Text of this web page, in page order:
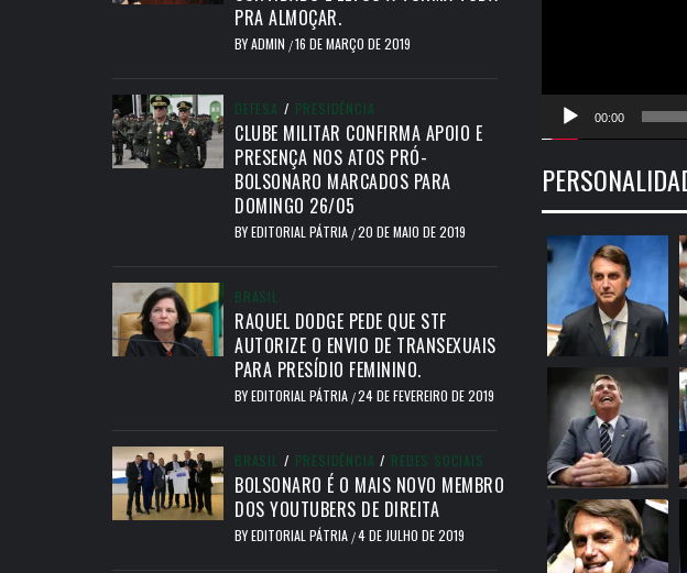
PRA ALMOÇAR.
BYADMIN /16 DE MARÇO DE 2019
DEFESA / PRESIDÊNCIA
CLUBE MILITAR CONFIRMA APOIO E
PRESENÇA NOS ATOS PRÓ-
BOLSONARO MARCADOS PARA
DOMINGO 26/05
BYEDITORIAL PÁTRIA /20 DE MAIO DE 2019
BRASIL
RAQUEL DODGE PEDE QUE STF
AUTORIZE O ENVIO DE TRANSEXUAIS
PARA PRESÍDIO FEMININO.
BYEDITORIAL PÁTRIA /24 DE FEVEREIRO DE 2019
BRASIL / PRESIDÊNCIA / REDES SOCIAIS
BOLSONARO É O MAIS NOVO MEMBRO
DOS YOUTUBERS DE DIREITA
BYEDITORIAL PÁTRIA /4 DE JULHO DE 2019
00:00